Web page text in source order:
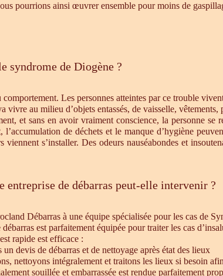
pourrions ainsi œuvrer ensemble pour moins de
syndrome de Diogène ?
comportement. Les personnes atteintes par ce trouble
vivre au milieu d’objets entassés, de vaisselle,
et sans en avoir vraiment conscience, la personne
de déchets et le manque d’hygiène
viennent s’installer. Des odeurs nauséabondes et
entreprise de débarras peut-elle intervenir ?
Débarras à une équipe spécialisée pour les cas de
est parfaitement équipée pour traiter les cas
rapide est efficace :
un devis de débarras et de nettoyage après état des lieux
nettoyons intégralement et traitons les lieux si besoin
souillée et embarrassée est rendue parfaitement